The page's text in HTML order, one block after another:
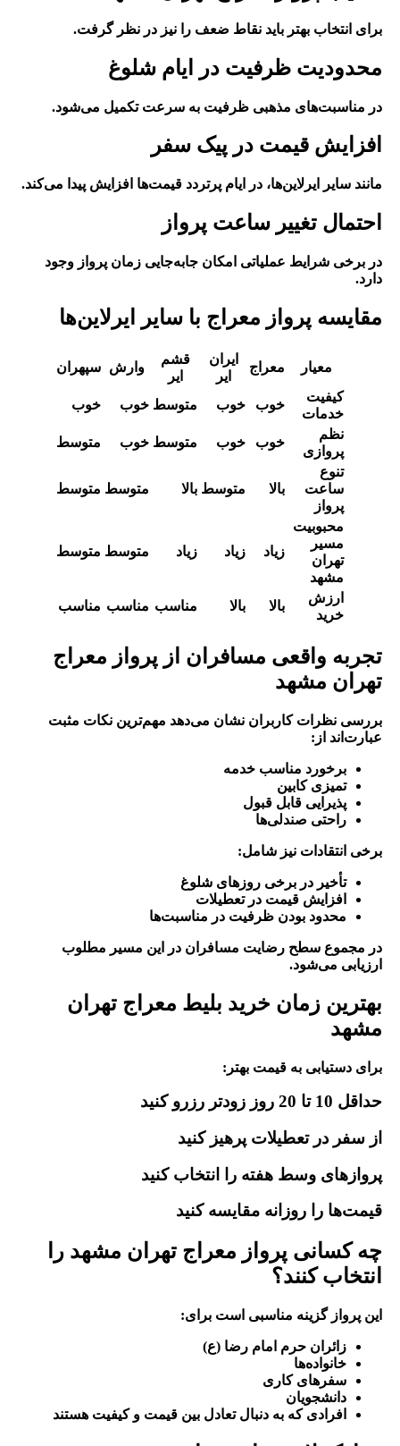
برای انتخاب بهتر باید نقاط ضعف را نیز در نظر گرفت.
محدودیت ظرفیت در ایام شلوغ
در مناسبت‌های مذهبی ظرفیت به سرعت تکمیل می‌شود.
افزایش قیمت در پیک سفر
مانند سایر ایرلاین‌ها، در ایام پرتردد قیمت‌ها افزایش پیدا می‌کند.
احتمال تغییر ساعت پرواز
در برخی شرایط عملیاتی امکان جابه‌جایی زمان پرواز وجود
دارد.
مقایسه پرواز معراج با سایر ایرلاین‌ها
معیار معراج
ایران
ایر
قشم
ایر
وارش سپهران
کیفیت
خدمات
خوب خوب متوسط خوب
خوب
نظم
پروازی
خوب خوب متوسط خوب
متوسط
تنوع
ساعت
پرواز
بالا متوسط بالا متوسط متوسط
محبوبیت
مسیر
تهران
مشهد
زیاد زیاد زیاد متوسط متوسط
ارزش
خرید
بالا بالا مناسب مناسب مناسب
تجربه واقعی مسافران از پرواز معراج
تهران مشهد
بررسی نظرات کاربران نشان می‌دهد مهم‌ترین نکات مثبت
عبارت‌اند از:
برخورد مناسب خدمه
تمیزی کابین
پذیرایی قابل قبول
راحتی صندلی‌ها
برخی انتقادات نیز شامل:
تأخیر در برخی روزهای شلوغ
افزایش قیمت در تعطیلات
محدود بودن ظرفیت در مناسبت‌ها
در مجموع سطح رضایت مسافران در این مسیر مطلوب
ارزیابی می‌شود.
بهترین زمان خرید بلیط معراج تهران
مشهد
برای دستیابی به قیمت بهتر:
حداقل 10 تا 20 روز زودتر رزرو کنید
از سفر در تعطیلات پرهیز کنید
پروازهای وسط هفته را انتخاب کنید
قیمت‌ها را روزانه مقایسه کنید
چه کسانی پرواز معراج تهران مشهد را
انتخاب کنند؟
این پرواز گزینه مناسبی است برای:
زائران حرم امام رضا (ع)
خانواده‌ها
سفرهای کاری
دانشجویان
افرادی که به دنبال تعادل بین قیمت و کیفیت هستند